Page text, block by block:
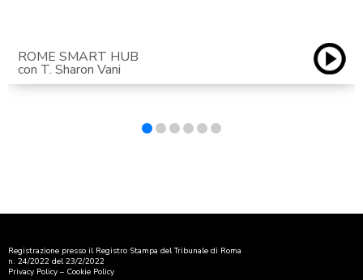
ROME SMART HUB
con T. Sharon Vani
Registrazione presso il Registro Stampa del Tribunale di Roma
n. 24/2022 del 23/2/2022
Privacy Policy – Cookie Policy